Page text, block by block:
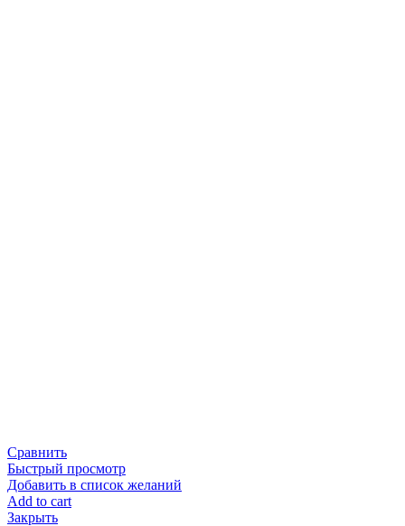
Сравнить
Быстрый просмотр
Добавить в список желаний
Add to cart
Закрыть